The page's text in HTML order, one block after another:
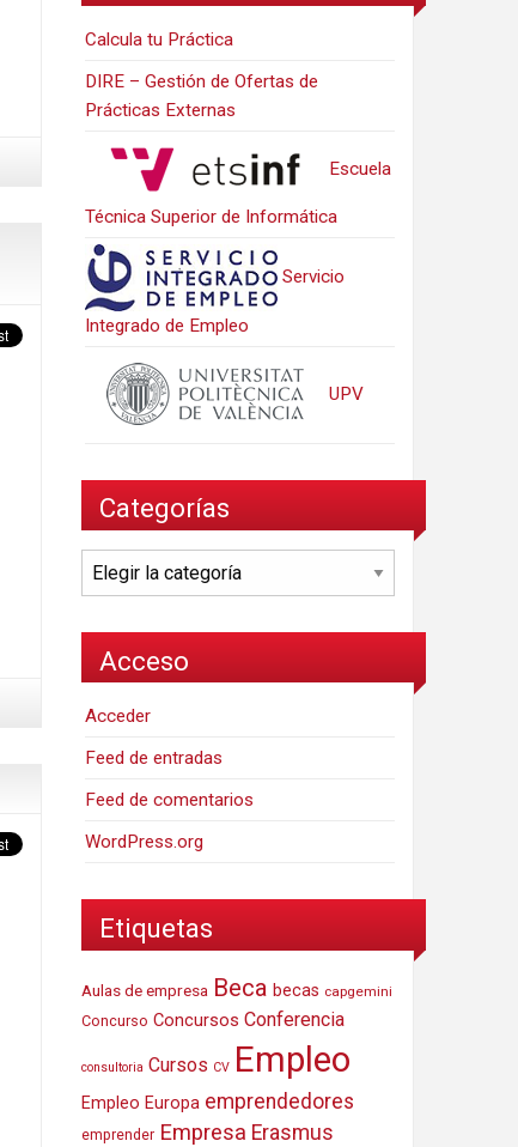
Calcula tu Práctica
DIRE – Gestión de Ofertas de
Prácticas Externas
Escuela
Técnica Superior de Informática
Servicio
Integrado de Empleo
UPV
Categorías
Categorías
Acceso
Acceder
Feed de entradas
Feed de comentarios
WordPress.org
Etiquetas
Aulas de empresa Beca becas capgemini
Concurso Concursos Conferencia
consultoria Cursos CV Empleo
Empleo Europa emprendedores
emprender Empresa Erasmus